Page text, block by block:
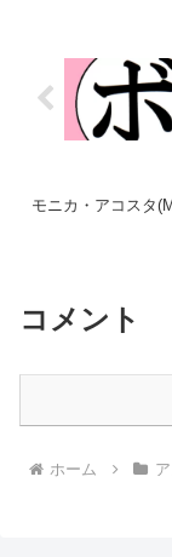
ンチン女子バンタム
モニカ・アコスタ
コメント
ホーム